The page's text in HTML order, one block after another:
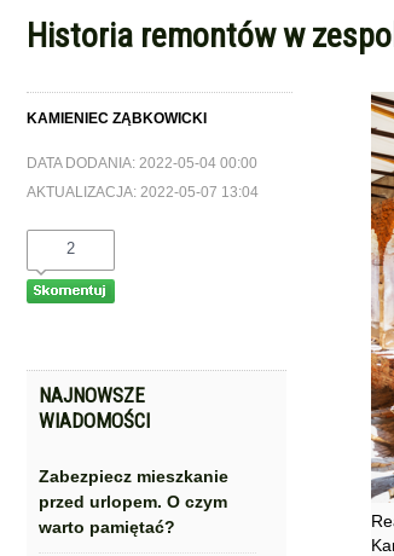
Historia remontów w
KAMIENIEC ZĄBKOWICKI
DATA DODANIA: 2022-05-04 00:00
AKTUALIZACJA: 2022-05-07 13:04
2
NAJNOWSZE
WIADOMOŚCI
Zabezpiecz mieszkanie
przed urlopem. O czym
warto pamiętać?